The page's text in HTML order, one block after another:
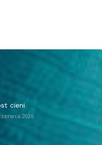
cieni
2026